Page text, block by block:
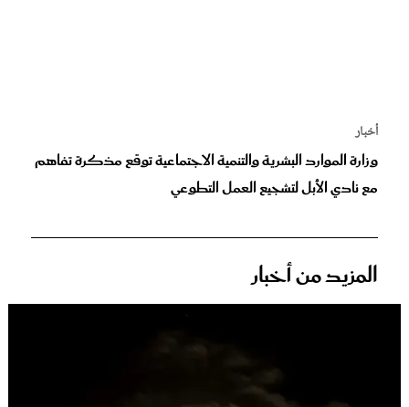
أخبار
وزارة الموارد البشرية والتنمية الاجتماعية توقع مذكرة تفاهم
مع نادي الأبل لتشجيع العمل التطوعي
المزيد من أخبار